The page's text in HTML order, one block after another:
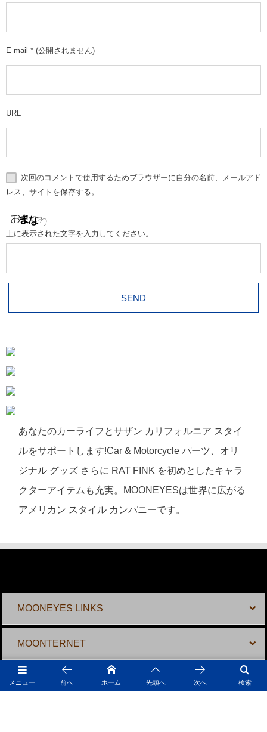
E-mail * (公開されません)
URL
次回のコメントで使用するためブラウザーに自分の名前、メールアド
レス、サイトを保存する。
上に表示された文字を入力してください。
あなたのカーライフとサザン カリフォルニア スタイ
ルをサポートします!Car & Motorcycle パーツ、オリ
ジナル グッズ さらに RAT FINK を初めとしたキャラ
クターアイテムも充実。MOONEYESは世界に広がる
アメリカン スタイル カンパニーです。
MOONEYES LINKS
MOONTERNET
MOONEYES SHOPS
メニュー 検索
前へ ホーム 先頭へ 次へ